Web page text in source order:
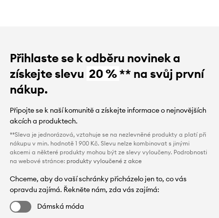
Přihlaste se k odběru novinek a
získejte slevu 20 %** na svůj první
nákup.
Připojte se k naší komunitě a získejte informace o nejnovějších
akcích a produktech.
**Sleva je jednorázová, vztahuje se na nezlevněné produkty a platí při
nákupu v min. hodnotě 1 900 Kč. Slevu nelze kombinovat s jinými
akcemi a některé produkty mohou být ze slevy vyloučeny. Podrobnosti
na webové stránce: produkty vyloučené z akce
Chceme, aby do vaší schránky přicházelo jen to, co vás
opravdu zajímá. Řekněte nám, zda vás zajímá:
Dámská móda